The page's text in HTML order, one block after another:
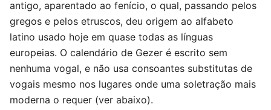
antigo, aparentado ao fenício, o qual, passando pelos
gregos e pelos etruscos, deu origem ao alfabeto
latino usado hoje em quase todas as línguas
europeias. O calendário de Gezer é escrito sem
nenhuma vogal, e não usa consoantes substitutas de
vogais mesmo nos lugares onde uma soletração mais
moderna o requer (ver abaixo).